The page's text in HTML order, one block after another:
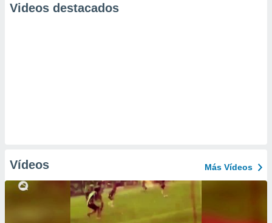
Videos destacados
Vídeos Más Vídeos